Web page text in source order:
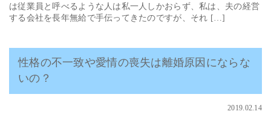
は従業員と呼べるような人は私一人しかおらず、私は、夫の経営
する会社を長年無給で手伝ってきたのですが、それ […]
性格の不一致や愛情の喪失は離婚原因にならな
いの？
2019.02.14